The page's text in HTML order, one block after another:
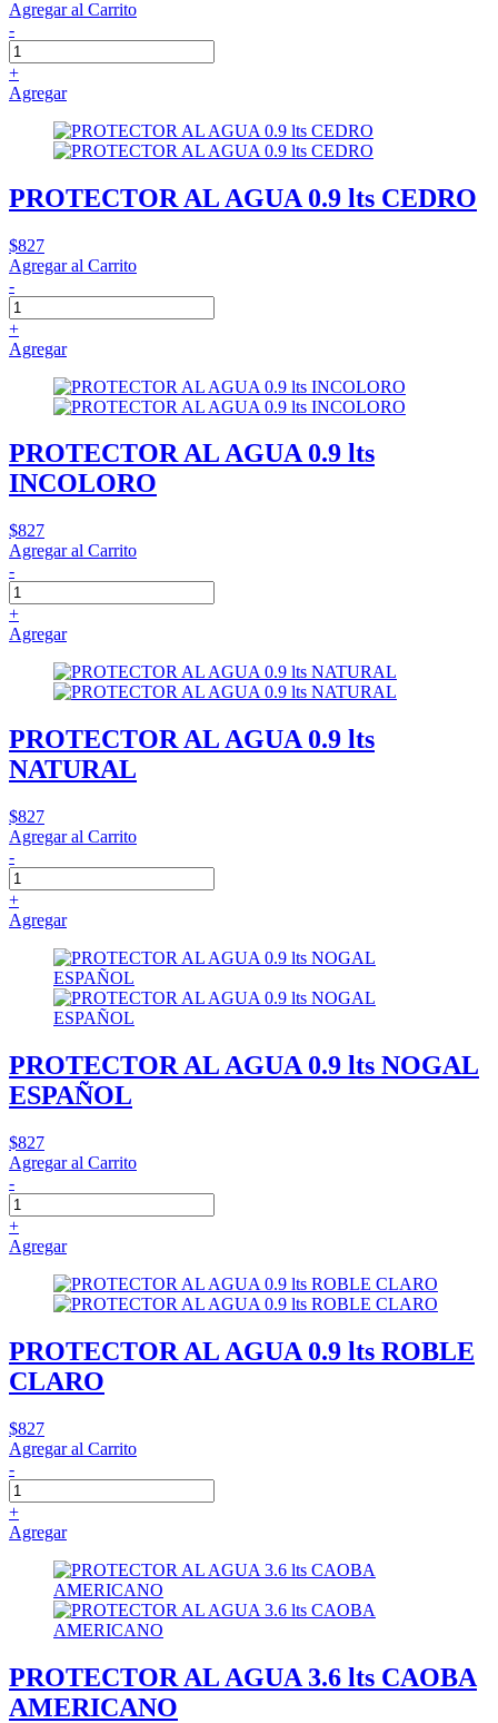
Agregar al Carrito
-
+
Agregar
PROTECTOR AL AGUA 0.9 lts CEDRO
$827
Agregar al Carrito
-
+
Agregar
PROTECTOR AL AGUA 0.9 lts
INCOLORO
$827
Agregar al Carrito
-
+
Agregar
PROTECTOR AL AGUA 0.9 lts
NATURAL
$827
Agregar al Carrito
-
+
Agregar
PROTECTOR AL AGUA 0.9 lts NOGAL
ESPAÑOL
$827
Agregar al Carrito
-
+
Agregar
PROTECTOR AL AGUA 0.9 lts ROBLE
CLARO
$827
Agregar al Carrito
-
+
Agregar
PROTECTOR AL AGUA 3.6 lts CAOBA
AMERICANO